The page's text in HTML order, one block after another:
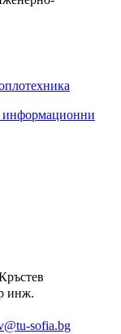
информационни
инж.
sofia.bg